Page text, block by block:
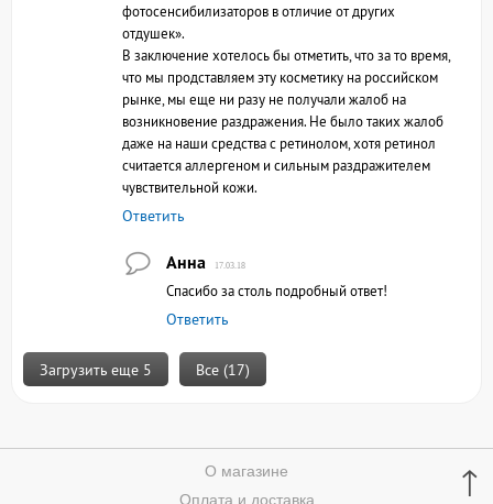
фотосенсибилизаторов в отличие от других
отдушек».
В заключение хотелось бы отметить, что за то время,
что мы продставляем эту косметику на российском
рынке, мы еще ни разу не получали жалоб на
возникновение раздражения. Не было таких жалоб
даже на наши средства с ретинолом, хотя ретинол
считается аллергеном и сильным раздражителем
чувствительной кожи.
Ответить
Анна 17.03.18
Спасибо за столь подробный ответ!
Ответить
Загрузить еще 5 Все (17)
↑
О магазине
Оплата и доставка